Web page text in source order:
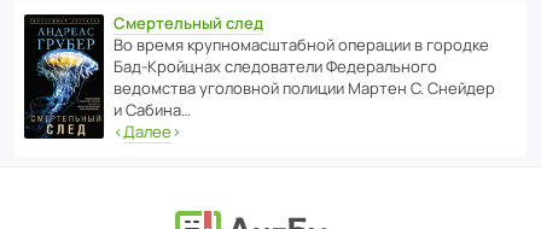
Смертельный след
Во время круп­но­мас­ш­та­бной операции в городке
Бад‑Крой­цнах следо­ва­тели Феде­раль­ного
ведомства уголо­вной полиции Мартен С. Снейдер
и Сабина…
‹Далее›